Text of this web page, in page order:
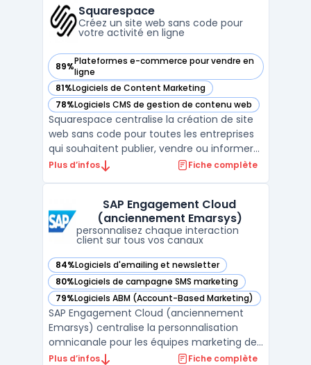
grâce à un puissant email finder et
d'automatiser les ...
Squarespace
Créez un site web sans code pour
votre activité en ligne
89%Plateformes e-commerce pour vendre en
ligne
— voir Squarespace dans cette catégorie
81%Logiciels de Content Marketing
— voir Squarespace dans cette catégorie
78%Logiciels CMS de gestion de contenu web
— voir Squarespace dans cette catégorie
Squarespace centralise la création de site
web sans code pour toutes les entreprises
qui souhaitent publier, vendre ou informer
en ligne sans expertise technique interne.
gérer un blog ou un portfolio, suivre l’activ ...
Plus d’infos Fiche complète
SAP Engagement Cloud
(anciennement Emarsys)
personnalisez chaque interaction
client sur tous vos canaux
84%Logiciels d'emailing et newsletter
— voir SAP Engagement Cloud (anciennement Emarsys)
80%Logiciels de campagne SMS marketing
— voir SAP Engagement Cloud (anciennement Emarsys)
79%Logiciels ABM (Account-Based Marketing)
— voir SAP Engagement Cloud (anciennement Emarsys)
SAP Engagement Cloud (anciennement
Emarsys) centralise la personnalisation
omnicanale pour les équipes marketing des
grandes marques, en unifiant les données
Plus d’infos Fiche complète